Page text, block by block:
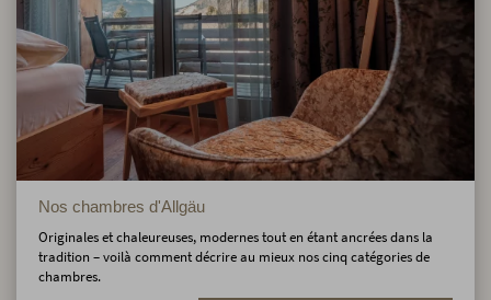
Nos chambres d'Allgäu
Originales et chaleureuses, modernes tout en étant ancrées dans la
tradition – voilà comment décrire au mieux nos cinq catégories de
chambres.